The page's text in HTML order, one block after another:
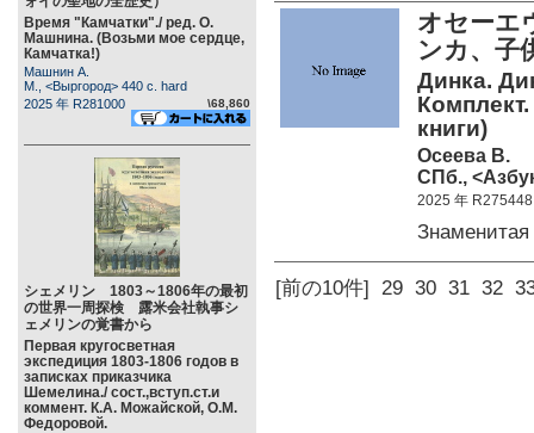
Время "Камчатки"./ ред. О.
Машнина. (Возьми мое сердце,
Камчатка!)
Машнин А.
М., <Выргород> 440 c. hard
2025 年 R281000
\68,860
シェメリン 1803～1806年の最初
の世界一周探検 露米会社執事シ
ェメリンの覚書から
Первая кругосветная
экспедиция 1803-1806 годов в
записках приказчика
Шемелина./ сост.,вступ.ст.и
коммент. К.А. Можайской, О.М.
Федоровой.
オセー
ンカ、子
Динка.
книги)
Осеева В.
СПб.,
2025 年 R275448
[前の10件] 29 30 31 32